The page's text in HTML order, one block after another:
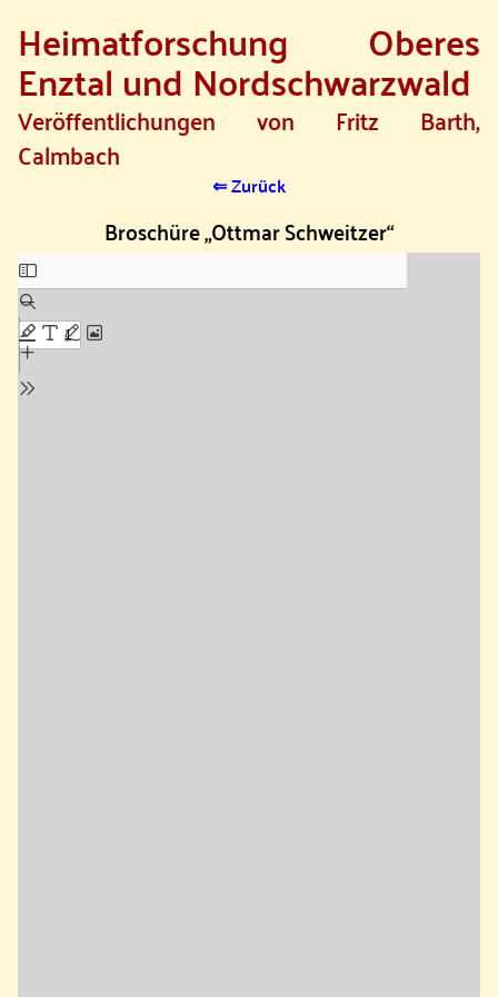
SKIP TO MAIN CONTENT
Heimatforschung Oberes
Enztal und Nordschwarzwald
Veröffentlichungen von Fritz Barth,
Calmbach
⇐ Zurück
Broschüre „Ottmar Schweitzer“